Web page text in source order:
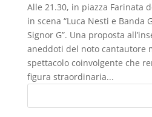
Alle 21.30, in piazza Farinata
in scena “Luca Nesti e Banda
Signor G”. Una proposta
aneddoti del noto cantautore
spettacolo coinvolgente che
figura straordinaria...